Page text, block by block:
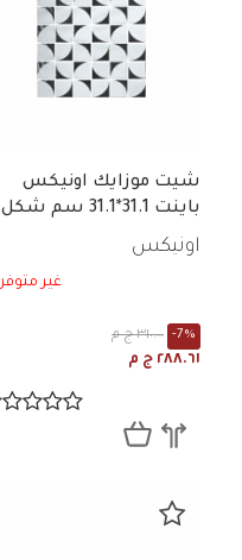
شيت موزايك اونيكس
باينت 31.1*31.1 سم شكل
هندسى ابيض * اسود
اونيكس
غير متوفر
٣١٠.٠٠ ج م -7%
٢٨٨.٦١ ج م